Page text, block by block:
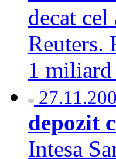
decat
Reuters.
1
depozit
Intesa